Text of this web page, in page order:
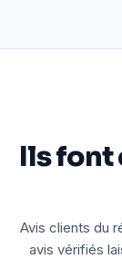
Ils font
Avis clients du
avis vérifiés